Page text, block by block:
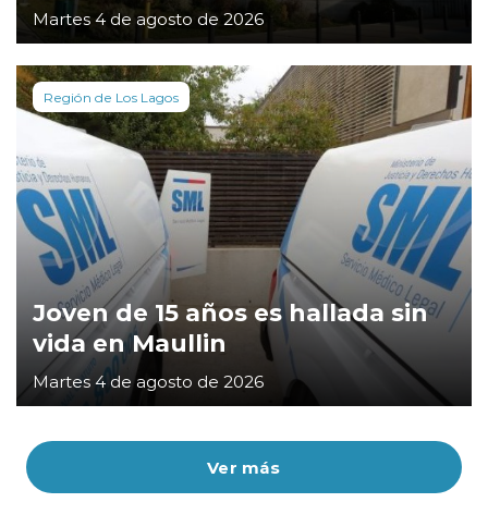
Ver más
Martes 4 de agosto de 2026
Región de Los Lagos
Joven de 15 años es hallada sin
vida en Maullin
Martes 4 de agosto de 2026